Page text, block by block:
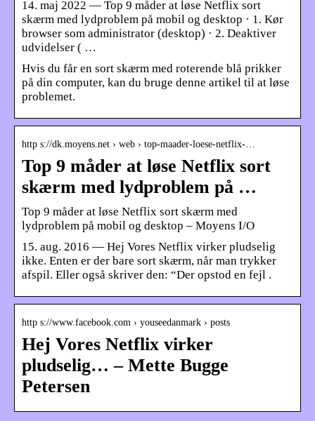
14. maj 2022 — Top 9 måder at løse Netflix sort
skærm med lydproblem på mobil og desktop · 1. Kør
browser som administrator (desktop) · 2. Deaktiver
udvidelser ( …
Hvis du får en sort skærm med roterende blå prikker
på din computer, kan du bruge denne artikel til at løse
problemet.
http s://dk.moyens.net › web › top-maader-loese-netflix-…
Top 9 måder at løse Netflix sort
skærm med lydproblem på …
Top 9 måder at løse Netflix sort skærm med
lydproblem på mobil og desktop – Moyens I/O
15. aug. 2016 — Hej Vores Netflix virker pludselig
ikke. Enten er der bare sort skærm, når man trykker
afspil. Eller også skriver den: “Der opstod en fejl .
http s://www.facebook.com › youseedanmark › posts
Hej Vores Netflix virker
pludselig… – Mette Bugge
Petersen